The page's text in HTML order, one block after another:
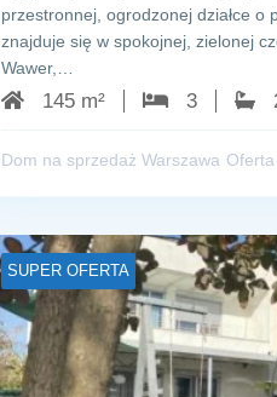
przestronnej, ogrodzonej działce o
znajduje się w spokojnej, zielonej
Wawer,…
145 m² 3
Dom na sprzedaż Warszawa
SUPER OFERTA